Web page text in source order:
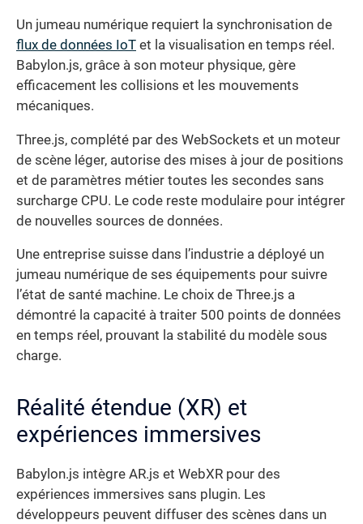
Un jumeau numérique requiert la synchronisation de
flux de données IoT et la visualisation en temps réel.
Babylon.js, grâce à son moteur physique, gère
efficacement les collisions et les mouvements
mécaniques.
Three.js, complété par des WebSockets et un moteur
de scène léger, autorise des mises à jour de positions
et de paramètres métier toutes les secondes sans
surcharge CPU. Le code reste modulaire pour intégrer
de nouvelles sources de données.
Une entreprise suisse dans l’industrie a déployé un
jumeau numérique de ses équipements pour suivre
l’état de santé machine. Le choix de Three.js a
démontré la capacité à traiter 500 points de données
en temps réel, prouvant la stabilité du modèle sous
charge.
Réalité étendue (XR) et
expériences immersives
Babylon.js intègre AR.js et WebXR pour des
expériences immersives sans plugin. Les
développeurs peuvent diffuser des scènes dans un